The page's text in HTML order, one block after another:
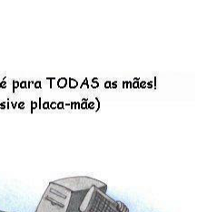
a Microsoft boicotando o
do Windows 8 e a sua
entre out ros. Gostaria
e que em 2013 possamos
Natal!!!! F eli z 2013 a todos!!!